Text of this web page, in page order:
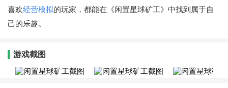
喜欢经营模拟的玩家，都能在《闲置星球矿工》中找到属于自
己的乐趣。
游戏截图